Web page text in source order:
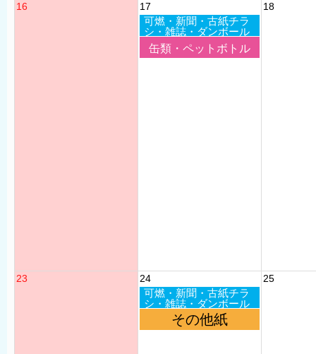
16 17 18
可燃・新聞・古紙チラ
シ・雑誌・ダンボール
缶類・ペットボトル
23 24 25
可燃・新聞・古紙チラ
シ・雑誌・ダンボール
その他紙